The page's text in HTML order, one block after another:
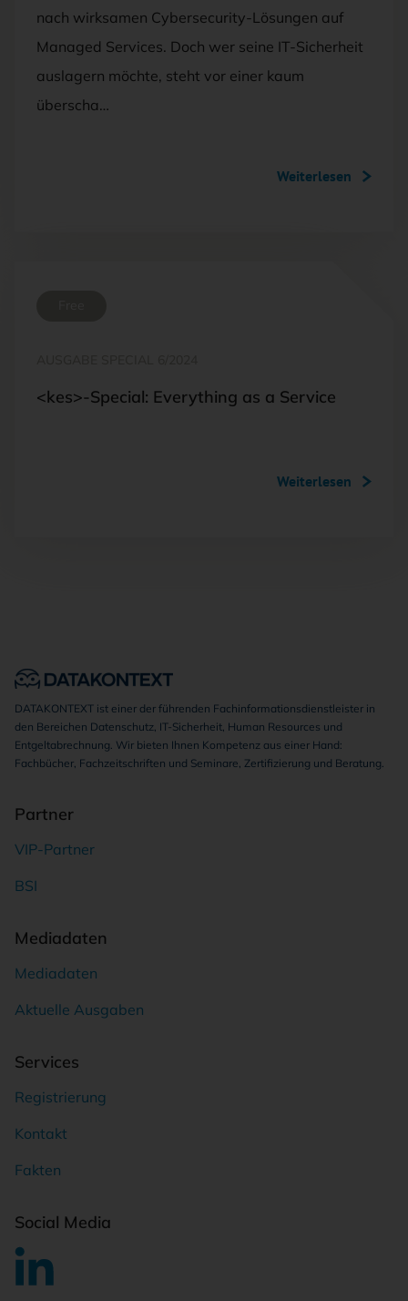
nach wirksamen Cybersecurity-Lösungen auf
Managed Services. Doch wer seine IT-Sicherheit
auslagern möchte, steht vor einer kaum
überscha…
Weiterlesen
<kes>-Special: Everything as a Service
Weiterlesen
DATAKONTEXT ist einer der führenden Fachinformationsdienstleister in
den Bereichen Datenschutz, IT-Sicherheit, Human Resources und
Entgeltabrechnung. Wir bieten Ihnen Kompetenz aus einer Hand:
Fachbücher, Fachzeitschriften und Seminare, Zertifizierung und Beratung.
Partner
VIP-Partner
BSI
Mediadaten
Mediadaten
Aktuelle Ausgaben
Services
Registrierung
Kontakt
Fakten
Social Media